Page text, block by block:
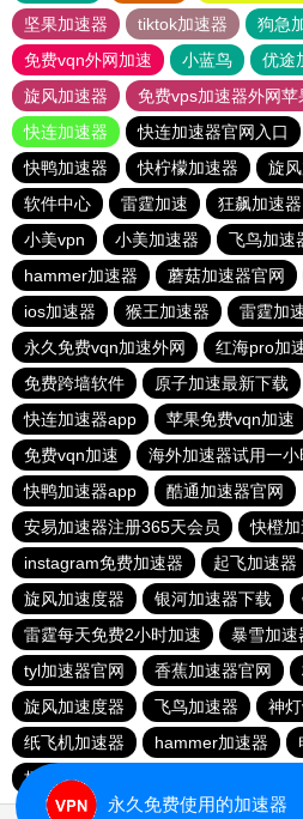
坚果加速器
tiktok加速器
狗急
免费vqn外网加速
小蓝鸟 优途
旋风加速器
免费vps加速器外网苹
快连加速器
快连加速器官网入口
快鸭加速器
快柠檬加速器 旋
软件中心
雷霆加速 狂飙加速器
小美vpn
小美加速器 飞鸟加速
hammer加速器
蘑菇加速器官网
ios加速器
猴王加速器 雷霆加
永久免费vqn加速外网
红海pro加
免费跨墙软件
原子加速最新下载
快连加速器app
苹果免费vqn加速
免费vqn加速
海外加速器试用一小
快鸭加速器app
酷通加速器官网
安易加速器注册365天会员
快橙
instagram免费加速器
起飞加速器
旋风加速度器
银河加速器下载
雷霆每天免费2小时加速
暴雪加速
tyl加速器官网
香蕉加速器官网
旋风加速度器
飞鸟加速器
神
纸飞机加速器
hammer加速器
极光vqn官网
永久免费使用的加速器